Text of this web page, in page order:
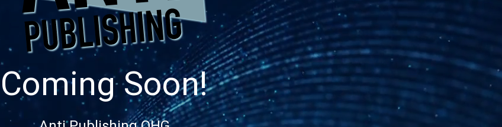
Coming Soon!